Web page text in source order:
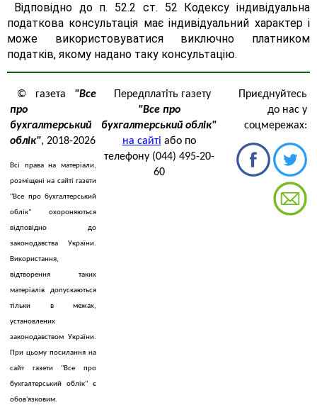
Відповідно до п. 52.2 ст. 52 Кодексу індивідуальна
податкова консультація має індивідуальний характер і
може використовуватися виключно платником
податків, якому надано таку консультацію.
© газета "Все
про
бухгалтерський
облік", 2018-2026
Всі права на матеріали,
розміщені на сайті газети
"Все про бухгалтерський
облік" охороняються
відповідно до
законодавства України.
Використання,
відтворення таких
матеріалів допускаються
тільки в межах,
установлених
законодавством України.
При цьому посилання на
сайт газети "Все про
бухгалтерський облік" є
обов'язковим.
Передплатіть газету
"Все про
бухгалтерський облік"
на сайті або по
телефону (044) 495-20-
60
Приєднуйтесь
до нас у
соцмережах: